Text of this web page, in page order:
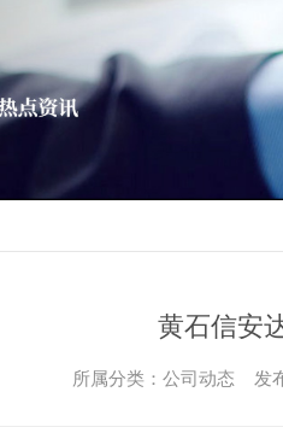
黄石信安
所属分类：公司动态 发